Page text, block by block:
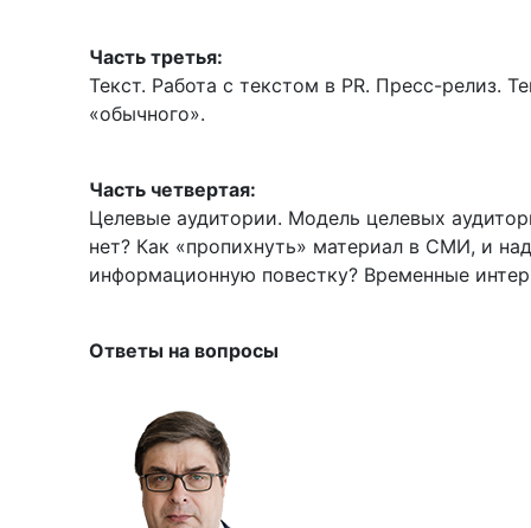
Часть третья:
Текст. Работа с текстом в PR. Пресс-релиз.
«обычного».
Часть четвертая:
Целевые аудитории. Модель целевых
нет? Как «пропихнуть» материал в СМИ, и
информационную повестку? Временные
Ответы на вопросы